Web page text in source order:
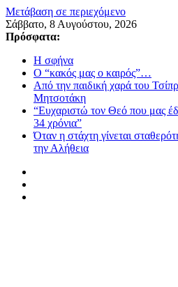
Μετάβαση σε περιεχόμενο
Σάββατο, 8 Αυγούστου, 2026
Πρόσφατα:
Η σφήνα
Ο “κακός μας ο καιρός”…
Από την παιδική χαρά του
Μητσοτάκη
“Ευχαριστώ τον Θεό που μας
34 χρόνια”
Όταν η στάχτη γίνεται
την Αλήθεια